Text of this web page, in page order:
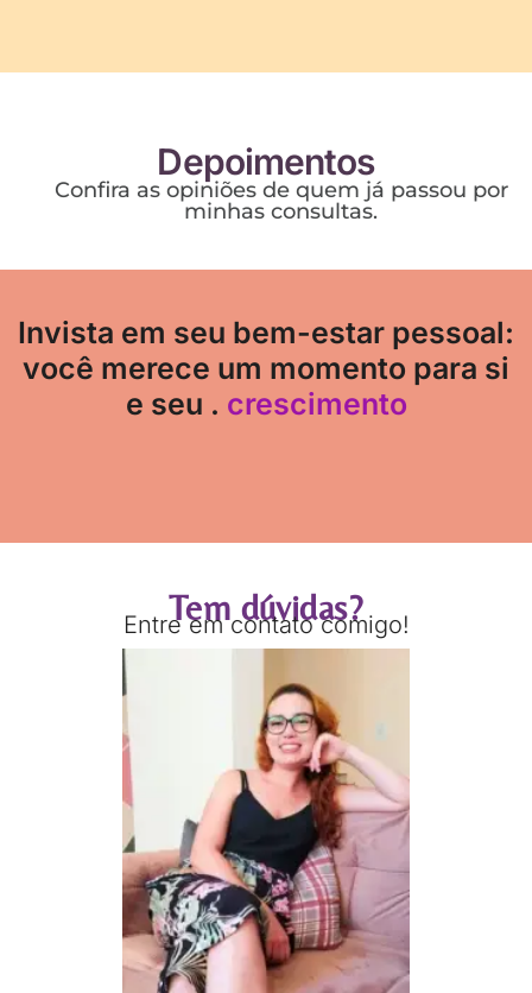
Depoimentos
Confira as opiniões de quem já passou por
minhas consultas.
Invista em seu bem-estar pessoal:
você merece um momento para si
e seu . crescimento
Tem dúvidas?
Entre em contato comigo!